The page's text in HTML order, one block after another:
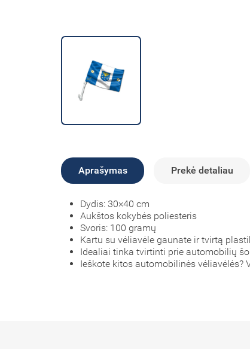
Aprašymas Prekė detaliau
Dydis: 30×40 cm
Aukštos kokybės poliesteris
Svoris: 100 gramų
Kartu su vėliavėle gaunate ir tvirtą
Idealiai tinka tvirtinti prie automobilių
Ieškote kitos automobilinės vėliavėlės?